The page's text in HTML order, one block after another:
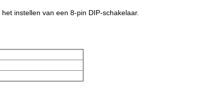
instellen van een 8-pin DIP-schakelaar.